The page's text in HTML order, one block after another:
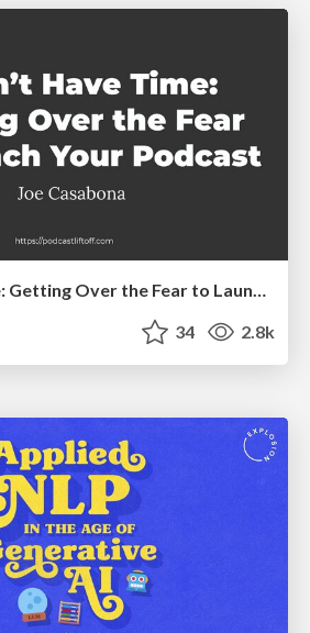
I Don’t Have Time: Getting Over the Fear to Launch Your Podcast
34 2.8k